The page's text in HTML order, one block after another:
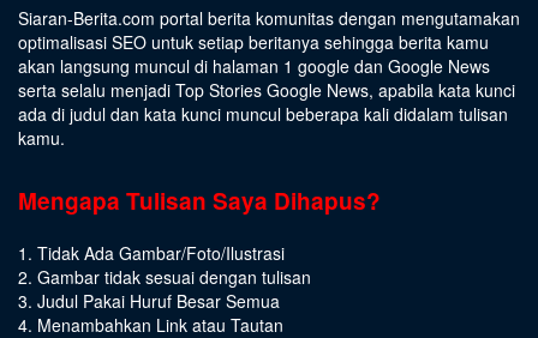
Siaran-Berita.com portal berita komunitas dengan mengutamakan
optimalisasi SEO untuk setiap beritanya sehingga berita kamu
akan langsung muncul di halaman 1 google dan Google News
serta selalu menjadi Top Stories Google News, apabila kata kunci
ada di judul dan kata kunci muncul beberapa kali didalam tulisan
kamu.
Mengapa Tulisan Saya Dihapus?
1. Tidak Ada Gambar/Foto/Ilustrasi
2. Gambar tidak sesuai dengan tulisan
3. Judul Pakai Huruf Besar Semua
4. Menambahkan Link atau Tautan